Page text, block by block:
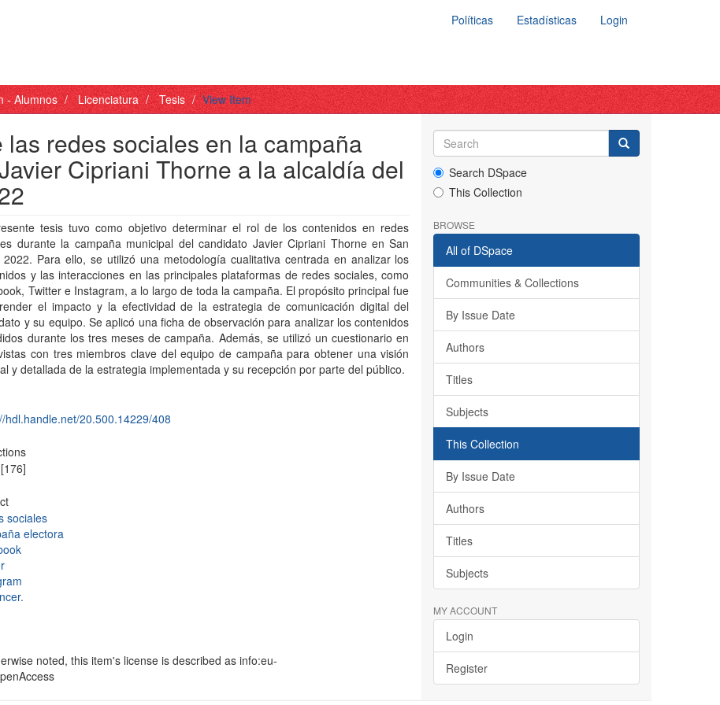
Políticas Estadísticas Login
- Alumnos Licenciatura Tesis View Item
redes sociales en la campaña
Cipriani Thorne a la alcaldía del
tesis tuvo como objetivo determinar el rol de los contenidos en redes
durante la campaña municipal del candidato Javier Cipriani Thorne en San
2022. Para ello, se utilizó una metodología cualitativa centrada en analizar los
y las interacciones en las principales plataformas de redes sociales, como
Twitter e Instagram, a lo largo de toda la campaña. El propósito principal fue
el impacto y la efectividad de la estrategia de comunicación digital del
y su equipo. Se aplicó una ficha de observación para analizar los contenidos
durante los tres meses de campaña. Además, se utilizó un cuestionario en
con tres miembros clave del equipo de campaña para obtener una visión
y detallada de la estrategia implementada y su recepción por parte del público.
hdl.handle.net/20.500.14229/408
[176]
sociales
electora
noted, this item's license is described as info:eu-
Search DSpace
This Collection
BROWSE
All of DSpace
Communities & Collections
By Issue Date
Authors
Titles
Subjects
This Collection
By Issue Date
Authors
Titles
Subjects
MY ACCOUNT
Login
Register